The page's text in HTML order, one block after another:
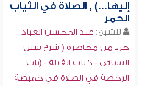
إليها...) , الصلاة في الثياب
الحمر
للشيخ: عبد المحسن العباد
جزء من محاضرة ( شرح سنن
النسائي - كتاب القبلة - (باب
الرخصة في الصلاة في خميصة